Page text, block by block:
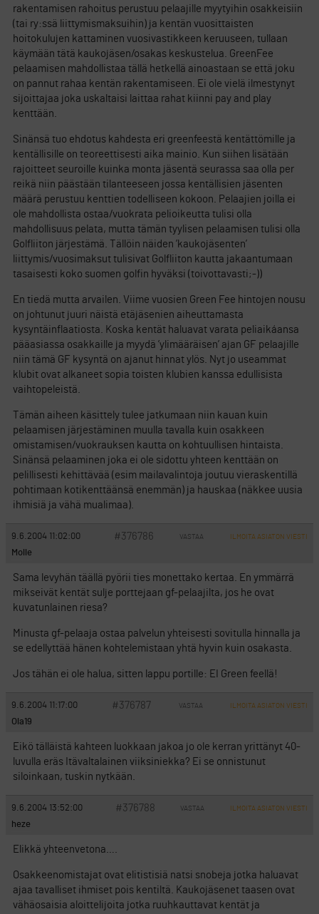
rakentamisen rahoitus perustuu pelaajille myytyihin osakkeisiin
(tai ry:ssä liittymismaksuihin) ja kentän vuosittaisten
hoitokulujen kattaminen vuosivastikkeen keruuseen, tullaan
käymään tätä kaukojäsen/osakas keskustelua. GreenFee
pelaamisen mahdollistaa tällä hetkellä ainoastaan se että joku
on pannut rahaa kentän rakentamiseen. Ei ole vielä ilmestynyt
sijoittajaa joka uskaltaisi laittaa rahat kiinni pay and play
kenttään.
Sinänsä tuo ehdotus kahdesta eri greenfeestä kentättömille ja
kentällisille on teoreettisesti aika mainio. Kun siihen lisätään
rajoitteet seuroille kuinka monta jäsentä seurassa saa olla per
reikä niin päästään tilanteeseen jossa kentällisien jäsenten
määrä perustuu kenttien todelliseen kokoon. Pelaajien joilla ei
ole mahdollista ostaa/vuokrata pelioikeutta tulisi olla
mahdollisuus pelata, mutta tämän tyylisen pelaamisen tulisi olla
Golfliiton järjestämä. Tällöin näiden ’kaukojäsenten’
liittymis/vuosimaksut tulisivat Golfliiton kautta jakaantumaan
tasaisesti koko suomen golfin hyväksi (toivottavasti;-))
En tiedä mutta arvailen. Viime vuosien Green Fee hintojen nousu
on johtunut juuri näistä etäjäsenien aiheuttamasta
kysyntäinflaatiosta. Koska kentät haluavat varata peliaikáansa
pääasiassa osakkaille ja myydä ’ylimääräisen’ ajan GF pelaajille
niin tämä GF kysyntä on ajanut hinnat ylös. Nyt jo useammat
klubit ovat alkaneet sopia toisten klubien kanssa edullisista
vaihtopeleistä.
Tämän aiheen käsittely tulee jatkumaan niin kauan kuin
pelaamisen järjestäminen muulla tavalla kuin osakkeen
omistamisen/vuokrauksen kautta on kohtuullisen hintaista.
Sinänsä pelaaminen joka ei ole sidottu yhteen kenttään on
pelillisesti kehittävää (esim mailavalintoja joutuu vieraskentillä
pohtimaan kotikenttäänsä enemmän) ja hauskaa (näkkee uusia
ihmisiä ja vähä mualimaa).
9.6.2004 11:02:00 #376786 VASTAA ILMOITA ASIATON VIESTI
Molle
Sama levyhän täällä pyörii ties monettako kertaa. En ymmärrä
mikseivät kentät sulje porttejaan gf-pelaajilta, jos he ovat
kuvatunlainen riesa?
Minusta gf-pelaaja ostaa palvelun yhteisesti sovitulla hinnalla ja
se edellyttää hänen kohtelemistaan yhtä hyvin kuin osakasta.
Jos tähän ei ole halua, sitten lappu portille: EI Green feellä!
9.6.2004 11:17:00 #376787 VASTAA ILMOITA ASIATON VIESTI
Ola19
Eikö tälläistä kahteen luokkaan jakoa jo ole kerran yrittänyt 40-
luvulla eräs Itävaltalainen viiksiniekka? Ei se onnistunut
siloinkaan, tuskin nytkään.
9.6.2004 13:52:00 #376788 VASTAA ILMOITA ASIATON VIESTI
heze
Elikkä yhteenvetona….
Osakkeenomistajat ovat elitistisiä natsi snobeja jotka haluavat
ajaa tavalliset ihmiset pois kentiltä. Kaukojäsenet taasen ovat
vähäosaisia aloittelijoita jotka ruuhkauttavat kentät ja